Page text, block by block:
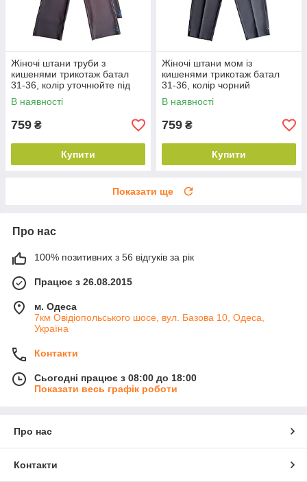
Жіночі штани труби з
кишенями трикотаж батал
31-36, колір уточнюйте під
час замовлення
В наявності
759 ₴
Купити
Жіночі штани мом із
кишенями трикотаж батал
31-36, колір чорний
В наявності
759 ₴
Купити
Показати ще
Про нас
100% позитивних з 56 відгуків за рік
Працює з 26.08.2015
м. Одеса
7км Овідіопольського шосе, вул. Базова 10, Одеса,
Україна
Контакти
Сьогодні працює з 08:00 до 18:00
Показати весь графік роботи
Про нас
Контакти